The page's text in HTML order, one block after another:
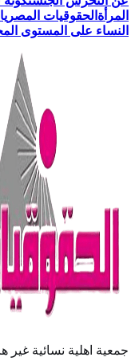
المرأة الحقوقيات
النساء على المستوى
جمعية اهلية نسائية غير